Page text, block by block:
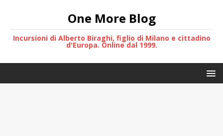
One More Blog
Incursioni di Alberto Biraghi, figlio di Milano e cittadino
d'Europa. Online dal 1999.